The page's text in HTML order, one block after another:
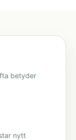
betyder
nytt